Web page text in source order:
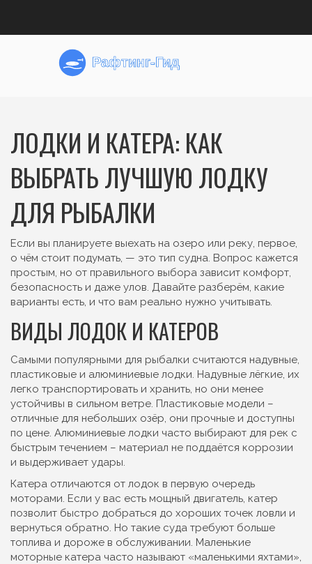
ЛОДКИ И КАТЕРА: КАК
ВЫБРАТЬ ЛУЧШУЮ ЛОДКУ
ДЛЯ РЫБАЛКИ
Если вы планируете выехать на озеро или реку, первое,
о чём стоит подумать, — это тип судна. Вопрос кажется
простым, но от правильного выбора зависит комфорт,
безопасность и даже улов. Давайте разберём, какие
варианты есть, и что вам реально нужно учитывать.
ВИДЫ ЛОДОК И КАТЕРОВ
Самыми популярными для рыбалки считаются надувные,
пластиковые и алюминиевые лодки. Надувные лёгкие, их
легко транспортировать и хранить, но они менее
устойчивы в сильном ветре. Пластиковые модели –
отличные для небольших озёр, они прочные и доступны
по цене. Алюминиевые лодки часто выбирают для рек с
быстрым течением – материал не поддаётся коррозии
и выдерживает удары.
Катера отличаются от лодок в первую очередь
моторами. Если у вас есть мощный двигатель, катер
позволит быстро добраться до хороших точек ловли и
вернуться обратно. Но такие суда требуют больше
топлива и дороже в обслуживании. Маленькие
моторные катера часто называют «маленькими яхтами»,